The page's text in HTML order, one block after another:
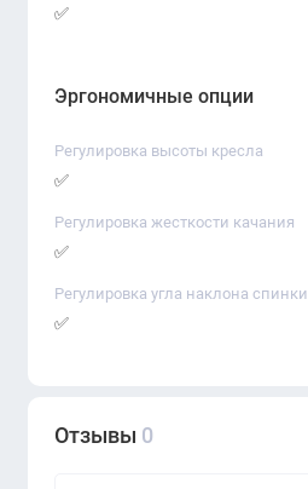
✅
Эргономичные опции
Регулировка высоты кресла
✅
Регулировка жесткости качания
✅
Регулировка угла наклона спинки
✅
Отзывы 0